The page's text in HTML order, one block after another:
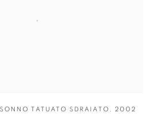
SONNO TATUATO SDRAIATO , 2002